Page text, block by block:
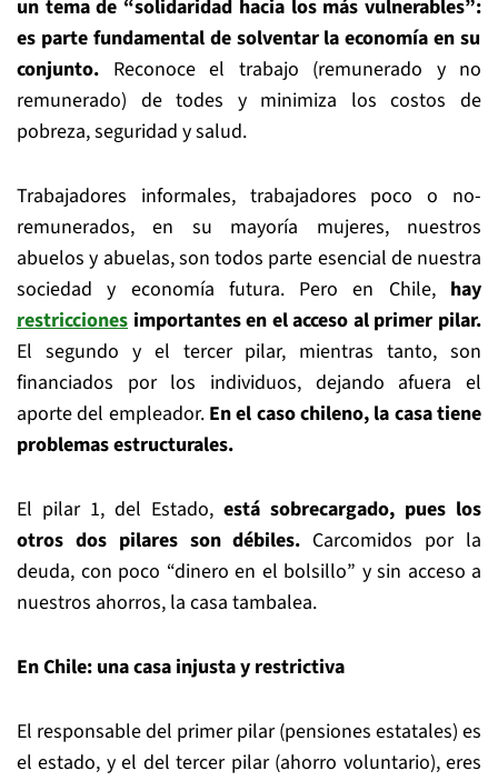
un tema de “solidaridad hacia los más vulnerables”:
es parte fundamental de solventar la economía en su
conjunto. Reconoce el trabajo (remunerado y no
remunerado) de todes y minimiza los costos de
pobreza, seguridad y salud.
Trabajadores informales, trabajadores poco o no-
remunerados, en su mayoría mujeres, nuestros
abuelos y abuelas, son todos parte esencial de nuestra
sociedad y economía futura. Pero en Chile, hay
restricciones importantes en el acceso al primer pilar.
El segundo y el tercer pilar, mientras tanto, son
financiados por los individuos, dejando afuera el
aporte del empleador. En el caso chileno, la casa tiene
problemas estructurales.
El pilar 1, del Estado, está sobrecargado, pues los
otros dos pilares son débiles. Carcomidos por la
deuda, con poco “dinero en el bolsillo” y sin acceso a
nuestros ahorros, la casa tambalea.
En Chile: unacasa injusta y restrictiva
El responsable del primer pilar (pensiones estatales) es
el estado, y el del tercer pilar (ahorro voluntario), eres